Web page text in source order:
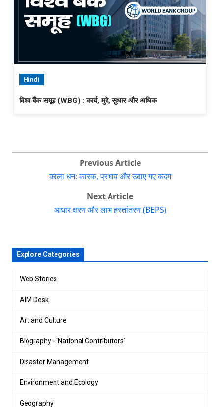
Hindi
विश्व बैंक समूह (WBG) : कार्य, मुद्दे, सुधार और अधिक
Previous Article
काला धन: कारक, प्रभाव और उठाए गए कदम
Next Article
आधार क्षरण और लाभ हस्तांतरण (BEPS)
Explore Categories
Web Stories
AIM Desk
Art and Culture
Biography - 'National Contributors'
Disaster Management
Environment and Ecology
Geography